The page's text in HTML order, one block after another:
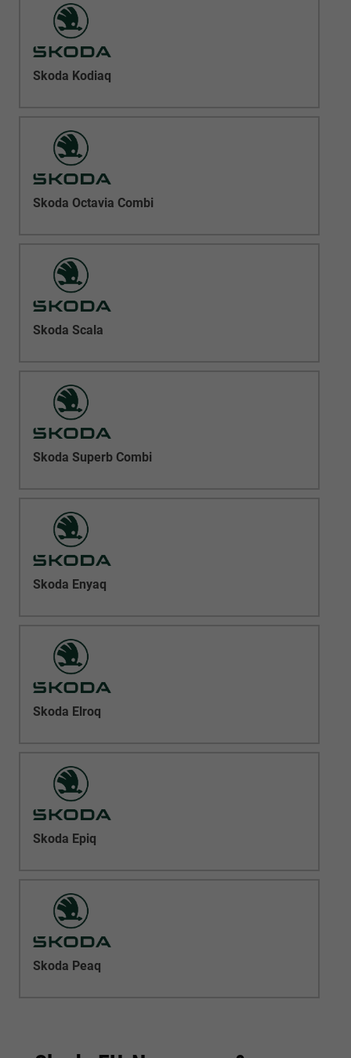
Skoda Kodiaq
Skoda Octavia Combi
Skoda Scala
Skoda Superb Combi
Skoda Enyaq
Skoda Elroq
Skoda Epiq
Skoda Peaq